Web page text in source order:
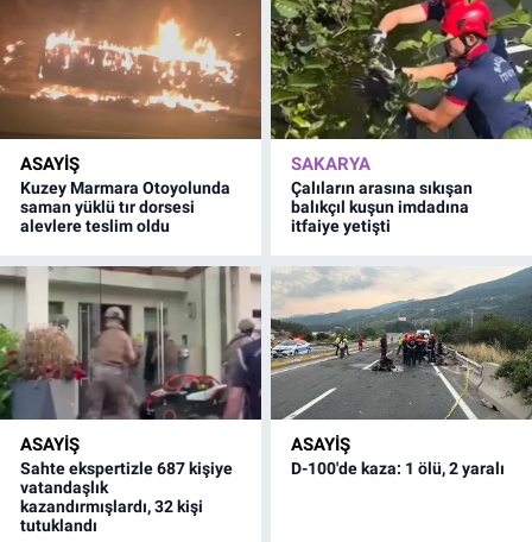
ASAYİŞ
Kuzey Marmara Otoyolunda
saman yüklü tır dorsesi
alevlere teslim oldu
SAKARYA
Çalıların arasına sıkışan
balıkçıl kuşun imdadına
itfaiye yetişti
ASAYİŞ
Sahte ekspertizle 687 kişiye
vatandaşlık
kazandırmışlardı, 32 kişi
tutuklandı
ASAYİŞ
D-100'de kaza: 1 ölü, 2 yaralı